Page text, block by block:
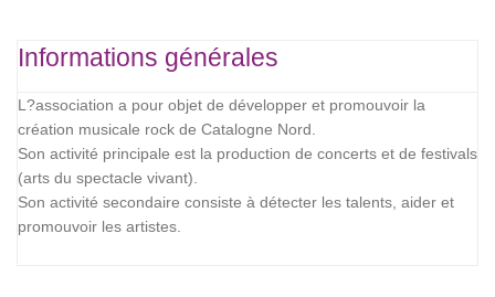
Informations générales
L?association a pour objet de développer et promouvoir la
création musicale rock de Catalogne Nord.
Son activité principale est la production de concerts et de festivals
(arts du spectacle vivant).
Son activité secondaire consiste à détecter les talents, aider et
promouvoir les artistes.